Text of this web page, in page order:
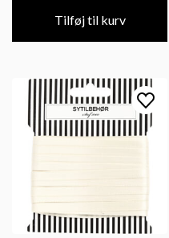
Tilføj til kurv